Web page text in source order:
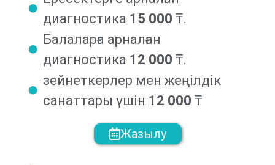
диагностика 15 000 ₸.
Балаларға арналған
диагностика 12 000 ₸.
зейнеткерлер мен жеңілдік
санаттары үшін 12 000 ₸
Жазылу